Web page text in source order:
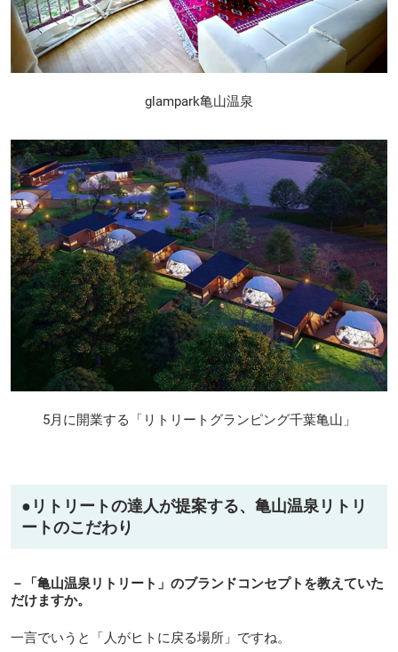
glampark亀山温泉
5月に開業する「リトリートグランピング千葉亀山」
●リトリートの達人が提案する、亀山温泉リトリ
ートのこだわり
－「亀山温泉リトリート」のブランドコンセプトを教えていた
だけますか。
一言でいうと「人がヒトに戻る場所」ですね。